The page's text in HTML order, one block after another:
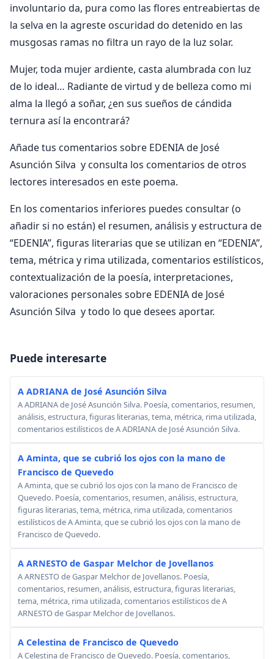
involuntario da, pura como las flores entreabiertas de
la selva en la agreste oscuridad do detenido en las
musgosas ramas no filtra un rayo de la luz solar.
Mujer, toda mujer ardiente, casta alumbrada con luz
de lo ideal… Radiante de virtud y de belleza como mi
alma la llegó a soñar, ¿en sus sueños de cándida
ternura así la encontrará?
Añade tus comentarios sobre EDENIA de José
Asunción Silva y consulta los comentarios de otros
lectores interesados en este poema.
En los comentarios inferiores puedes consultar (o
añadir si no están) el resumen, análisis y estructura de
“EDENIA”, figuras literarias que se utilizan en “EDENIA”,
tema, métrica y rima utilizada, comentarios estilísticos,
contextualización de la poesía, interpretaciones,
valoraciones personales sobre EDENIA de José
Asunción Silva y todo lo que desees aportar.
Puede interesarte
A ADRIANA de José Asunción Silva
A ADRIANA de José Asunción Silva. Poesía, comentarios, resumen,
análisis, estructura, figuras literarias, tema, métrica, rima utilizada,
comentarios estilísticos de A ADRIANA de José Asunción Silva.
A Aminta, que se cubrió los ojos con la mano de
Francisco de Quevedo
A Aminta, que se cubrió los ojos con la mano de Francisco de
Quevedo. Poesía, comentarios, resumen, análisis, estructura,
figuras literarias, tema, métrica, rima utilizada, comentarios
estilísticos de A Aminta, que se cubrió los ojos con la mano de
Francisco de Quevedo.
A ARNESTO de Gaspar Melchor de Jovellanos
A ARNESTO de Gaspar Melchor de Jovellanos. Poesía,
comentarios, resumen, análisis, estructura, figuras literarias,
tema, métrica, rima utilizada, comentarios estilísticos de A
ARNESTO de Gaspar Melchor de Jovellanos.
A Celestina de Francisco de Quevedo
A Celestina de Francisco de Quevedo. Poesía, comentarios,